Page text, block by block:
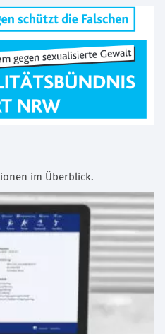
im Überblick.